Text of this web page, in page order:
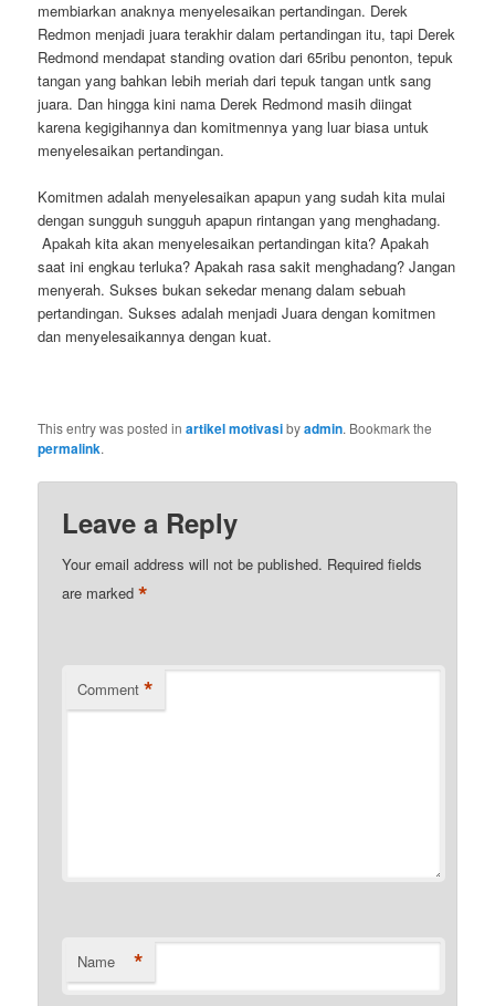
membiarkan anaknya menyelesaikan pertandingan. Derek
Redmon menjadi juara terakhir dalam pertandingan itu, tapi Derek
Redmond mendapat standing ovation dari 65ribu penonton, tepuk
tangan yang bahkan lebih meriah dari tepuk tangan untk sang
juara. Dan hingga kini nama Derek Redmond masih diingat
karena kegigihannya dan komitmennya yang luar biasa untuk
menyelesaikan pertandingan.
Komitmen adalah menyelesaikan apapun yang sudah kita mulai
dengan sungguh sungguh apapun rintangan yang menghadang.
Apakah kita akan menyelesaikan pertandingan kita? Apakah
saat ini engkau terluka? Apakah rasa sakit menghadang? Jangan
menyerah. Sukses bukan sekedar menang dalam sebuah
pertandingan. Sukses adalah menjadi Juara dengan komitmen
dan menyelesaikannya dengan kuat.
This entry was posted inartikel motivasibyadmin. Bookmark the
permalink.
Leave a Reply
Your email address will not be published. Required fields
are marked*
Comment *
Name *